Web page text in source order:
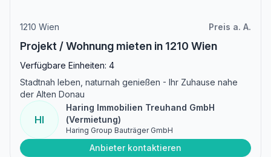
1210 Wien Preis a. A.
Projekt / Wohnung mieten in 1210 Wien
Verfügbare Einheiten: 4
Stadtnah leben, naturnah genießen - Ihr Zuhause nahe
der Alten Donau
HI
Haring Immobilien Treuhand GmbH
(Vermietung)
Haring Group Bauträger GmbH
Anbieter kontaktieren